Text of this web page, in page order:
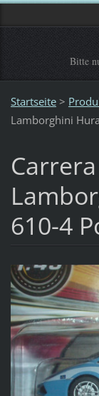
Bitte
Startseite >
Lamborghini
610-4